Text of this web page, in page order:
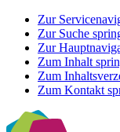
Zur
Zur Suche
Zur
Zum Inhalt
Zum
Zum Kontakt